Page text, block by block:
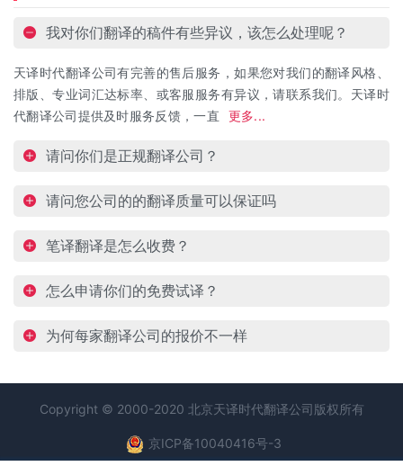
我对你们翻译的稿件有些异议，该怎么处理呢？
天译时代翻译公司有完善的售后服务，如果您对我们的翻译风格、
排版、专业词汇达标率、或客服服务有异议，请联系我们。天译时
代翻译公司提供及时服务反馈，一直
更多...
请问你们是正规翻译公司？
请问您公司的的翻译质量可以保证吗
笔译翻译是怎么收费？
怎么申请你们的免费试译？
为何每家翻译公司的报价不一样
Copyright © 2000-2020 北京天译时代翻译公司版权所有
京ICP备10040416号-3